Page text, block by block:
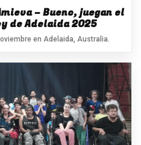
– Bueno, juegan el
de Adelaida 2025
en Adelaida, Australia.